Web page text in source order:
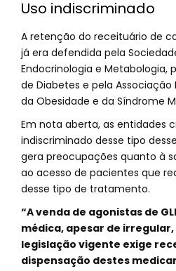
Uso indiscriminado
A retenção do receituário de
já era defendida pela
Endocrinologia e Metabologia,
de Diabetes e pela Associação
da Obesidade e da Síndrome
Em nota aberta, as entidades
indiscriminado desse tipo
gera preocupações quanto à
ao acesso de pacientes que
desse tipo de tratamento.
“A venda de agonistas de
médica, apesar de
legislação vigente exige
dispensação destes